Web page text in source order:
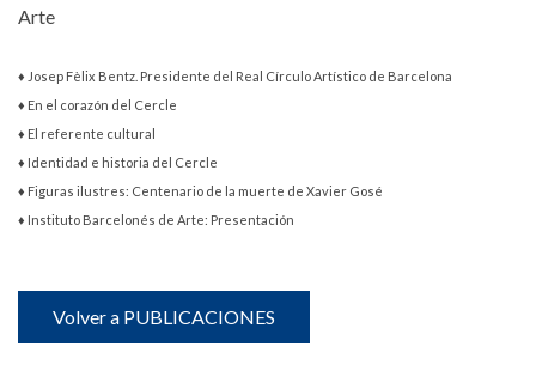
Arte
♦ Josep Fèlix Bentz. Presidente del Real Círculo Artístico de Barcelona
♦ En el corazón del Cercle
♦ El referente cultural
♦ Identidad e historia del Cercle
♦ Figuras ilustres: Centenario de la muerte de Xavier Gosé
♦ Instituto Barcelonés de Arte: Presentación
Volver a PUBLICACIONES